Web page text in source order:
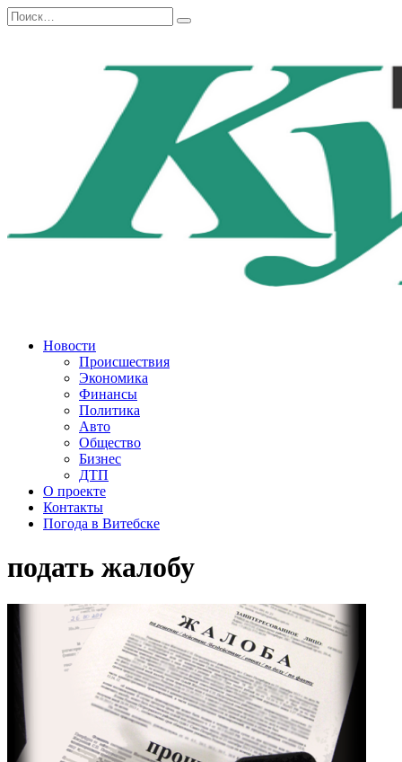
Перейти
к
Search
for:
Новости
Происшествия
Экономика
Финансы
Политика
Авто
Общество
Бизнес
ДТП
О проекте
Контакты
Погода в Витебске
подать жалобу